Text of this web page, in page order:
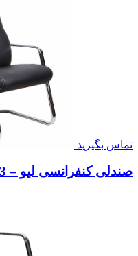
تماس بگیرید
صندلی کنفرانسی لیو – T93